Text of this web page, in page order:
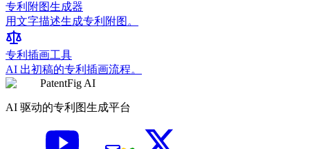
专利附图生成器
用文字描述生成专利附图。
专利插画工具
AI 出初稿的专利插画流程。
PatentFig AI
AI 驱动的专利图生成平台